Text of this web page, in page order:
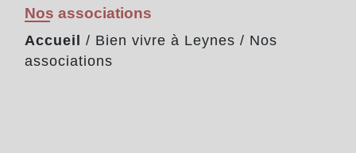
Nos associations
Accueil / Bien vivre à Leynes / Nos
associations